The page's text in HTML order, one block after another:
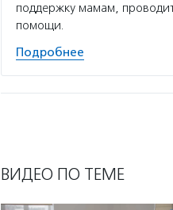
поддержку мамам,
помощи.
Подробнее
ВИДЕО ПО ТЕМЕ